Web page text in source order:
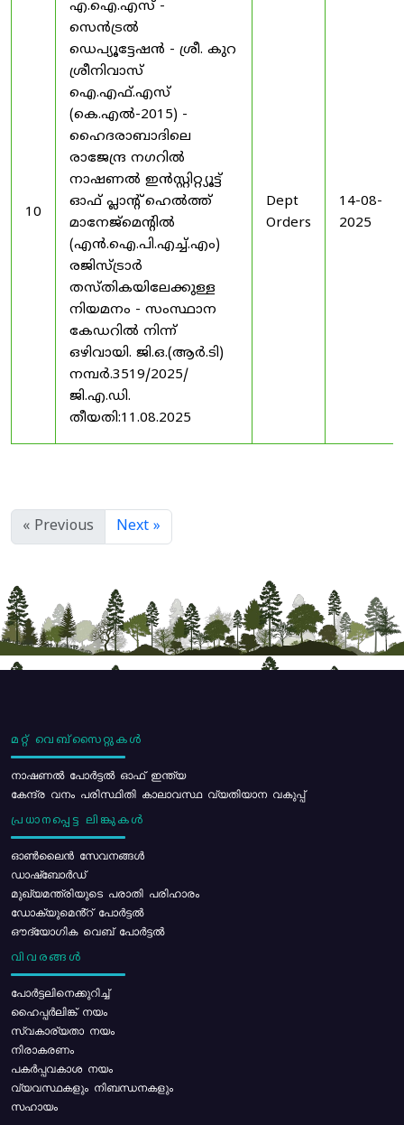
10
എ.ഐ.എസ് -
സെൻട്രൽ
ഡെപ്യൂട്ടേഷൻ - ശ്രീ. കുറ
ശ്രീനിവാസ്
ഐ.എഫ്.എസ്
(കെ.എൽ-2015) -
ഹൈദരാബാദിലെ
രാജേന്ദ്ര നഗറിൽ
നാഷണൽ ഇൻസ്റ്റിറ്റ്യൂട്ട്
ഓഫ് പ്ലാന്റ് ഹെൽത്ത്
മാനേജ്‌മെന്റിൽ
(എൻ.ഐ.പി.എച്ച്.എം)
രജിസ്ട്രാർ
തസ്തികയിലേക്കുള്ള
നിയമനം - സംസ്ഥാന
കേഡറിൽ നിന്ന്
ഒഴിവായി. ജി.ഒ.(ആർ.ടി)
നമ്പർ.3519/2025/
ജി.എ.ഡി.
തീയതി:11.08.2025
Dept
Orders
14-08-
2025
« Previous Next »
മറ്റ് വെബ്സൈറ്റുകൾ
നാഷണൽ പോർട്ടൽ ഓഫ് ഇന്ത്യ
കേന്ദ്ര വനം പരിസ്ഥിതി കാലാവസ്ഥ വ്യതിയാന വകുപ്പ്
പ്രധാനപ്പെട്ട ലിങ്കുകൾ
ഓൺലൈൻ സേവനങ്ങൾ
ഡാഷ്ബോർഡ്
മുഖ്യമന്ത്രിയുടെ പരാതി പരിഹാരം
ഡോക്യുമെൻ്റ് പോർട്ടൽ
ഔദ്യോഗിക വെബ് പോർട്ടൽ
വിവരങ്ങൾ
പോര്‍ട്ടലിനെക്കുറിച്ച്
ഹൈപ്പർലിങ്ക് നയം
സ്വകാര്യതാ നയം
നിരാകരണം
പകർപ്പവകാശ നയം
വ്യവസ്ഥകളും നിബന്ധനകളും
സഹായം